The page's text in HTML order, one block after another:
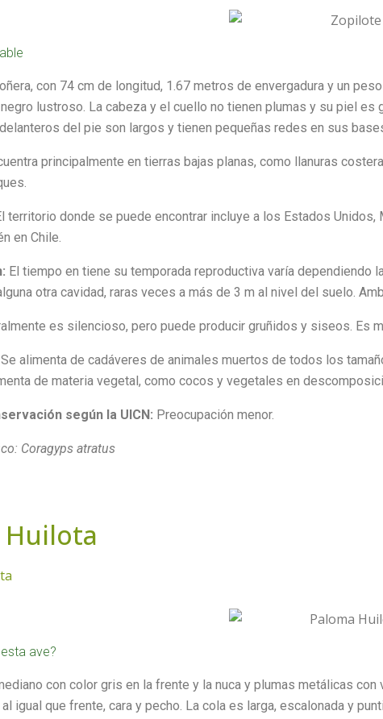
con 74 cm de longitud, 1.67 metros de envergadura y un
lustroso. La cabeza y el cuello no tienen plumas y su piel
del pie son largos y tienen pequeñas redes en sus
principalmente en tierras bajas planas, como llanuras
territorio donde se puede encontrar incluye a los Estados
en Chile.
El tiempo en tiene su temporada reproductiva varía dependiendo
otra cavidad, raras veces a más de 3 m al nivel del suelo.
es silencioso, pero puede producir gruñidos y siseos. Es
Se alimenta de cadáveres de animales muertos de todos los
de materia vegetal, como cocos y vegetales en
según la UICN: Preocupación menor.
Coragyps atratus
Huilota
ave?
con color gris en la frente y la nuca y plumas metálicas
igual que frente, cara y pecho. La cola es larga, escalonada y